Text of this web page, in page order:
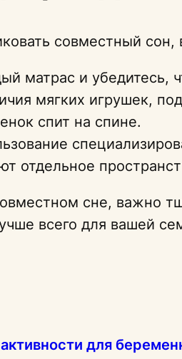
совместный
матрас и убедитесь,
мягких игрушек,
спит на спине.
отдельное
сне, важно
всего для вашей
для